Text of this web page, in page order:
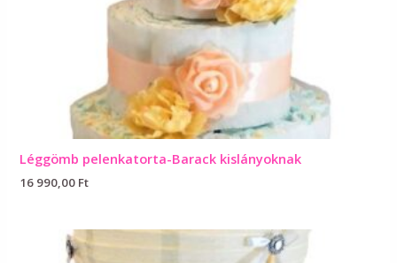
Léggömb pelenkatorta-Barack kislányoknak
16 990,00 Ft